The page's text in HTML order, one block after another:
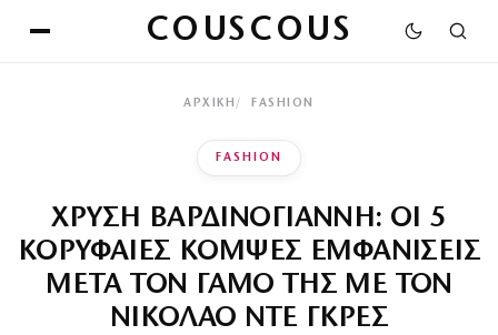
COUSCOUS
ΑΡΧΙΚΉ FASHION
FASHION
ΧΡΥΣΗ ΒΑΡΔΙΝΟΓΙΑΝΝΗ: ΟΙ 5
ΚΟΡΥΦΑΙΕΣ ΚΟΜΨΕΣ ΕΜΦΑΝΙΣΕΙΣ
ΜΕΤΑ ΤΟΝ ΓΑΜΟ ΤΗΣ ΜΕ ΤΟΝ
ΝΙΚΟΛΑΟ ΝΤΕ ΓΚΡΕΣ